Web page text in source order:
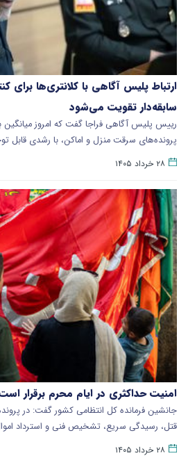
ارتباط پلیس آگاهی با کلانتری‌ها برای
سابقه‌دار تقویت می‌شود
رییس پلیس آگاهی فراجا گفت که امروز
پرونده‌های سرقت منزل و اماکن، با رشدی قابل
۲۸ خرداد ۱۴۰۵
امنیت حداکثری در ایام محرم برقرار
جانشین فرمانده کل انتظامی کشور گفت: در
قتل، رسیدگی سریع، تشخیص فنی و استرداد
۲۸ خرداد ۱۴۰۵